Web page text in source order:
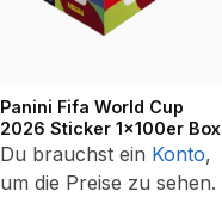
Panini Fifa World Cup
2026 Sticker 1x100er Box
Du brauchst ein Konto,
um die Preise zu sehen.